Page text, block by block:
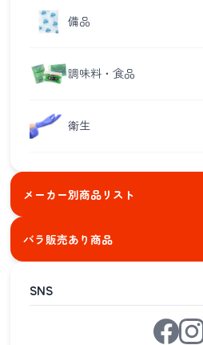
備品
調味料・食品
衛生
メーカー別商品リスト
バラ販売あり商品
SNS